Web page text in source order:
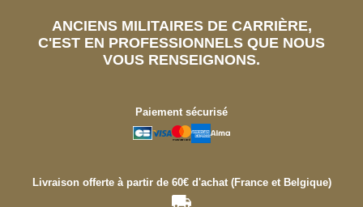
ANCIENS MILITAIRES DE CARRIÈRE,
C'EST EN PROFESSIONNELS QUE NOUS
VOUS RENSEIGNONS.
Paiement sécurisé
Livraison offerte à partir de 60€ d'achat (France et Belgique)